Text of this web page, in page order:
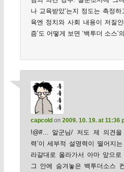
나 교육받았’는지 정도는 측정
육엔 정치와 사회 내용이 저질
즘’도 어떻게 보면 ‘백투더 소스’
capcold on 2009. 10. 19. at 11:36
!@#… 알군님/ 저도 제 의견을
력’이 세부적 설명력이 떨어지
라갈대로 올라가서 아마 앞으
그 안에 숨겨놓은 백투더소스